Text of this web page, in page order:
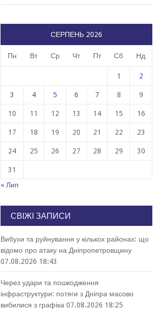
СЕРПЕНЬ 2026
Пн Вт Ср Чт Пт Сб Нд
1 2
3 4 5 6 7 8 9
10 11 12 13 14 15 16
17 18 19 20 21 22 23
24 25 26 27 28 29 30
31
« Лип
СВІЖІ ЗАПИСИ
Вибухи та руйнування у кількох районах: що
відомо про атаку на Дніпропетровщину
07.08.2026 18:43
Через удари та пошкодження
інфраструктури: потяги з Дніпра масово
вибилися з графіка 07.08.2026 18:25